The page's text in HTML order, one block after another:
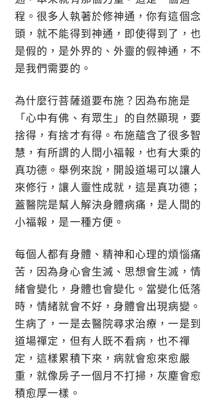
程。很多人執著於修神通，你有這個念
頭，就不能得到神通，即使得到了，也
是假的，是外界的、外靈的假神通，不
是我們需要的。
為什麼行菩薩道要布施？因為布施是
「心中有佛、有眾生」的自然顯現，要
捨得，有捨才有得。布施蘊含了很多智
慧，有所謂的人間小福報，也有大乘的
真功德。舉例來說，開設道場可以讓人
來修行，讓人靈性成就，這是真功德；
蓋醫院是幫人解決身體病痛，是人間的
小福報，是一種方便。
每個人都有身體、精神和心理的煩惱痛
苦，因為身心會生滅、思想會生滅，情
緒會變化，身體也會變化。當變化低落
時，情緒就會不好，身體會出現病變。
生病了，一是去醫院尋求治療，一是到
道場禪定，但有人既不看病，也不禪
定，這樣累積下來，病就會愈來愈嚴
重，就像房子一個月不打掃，灰塵會愈
積愈厚一樣。